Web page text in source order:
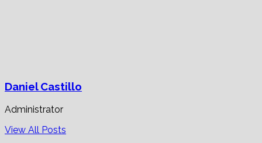
Daniel Castillo
Administrator
View All Posts